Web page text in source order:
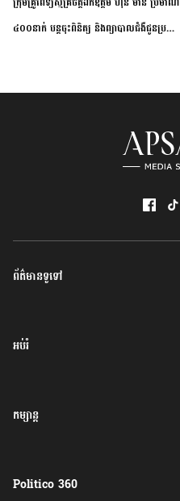
៤០០នាក់ បន្តចុះពិនិត្យ និងព្យាបាលជំងឺជូនប្រជា
ព័ត៌មានទូទៅ
អប់រំ
កម្សាន្ត
Politico 360